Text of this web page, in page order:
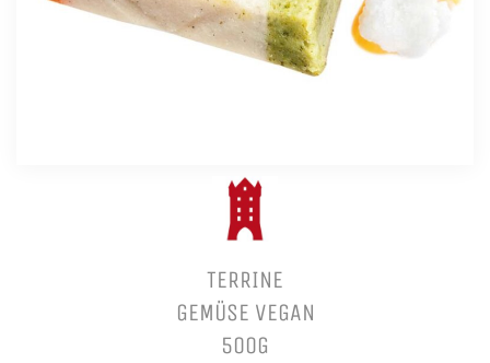
TERRINE
GEMÜSE VEGAN
500G